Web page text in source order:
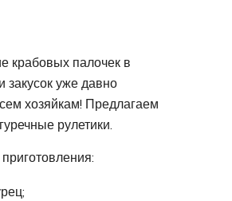
крабовых палочек в
закусок уже давно
хозяйкам! Предлагаем
рулетики.